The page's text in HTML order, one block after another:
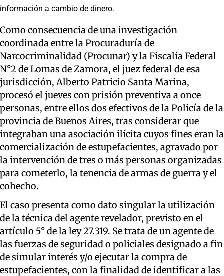
información a cambio de dinero.
Como consecuencia de una investigación
coordinada entre la Procuraduría de
Narcocriminalidad (Procunar) y la Fiscalía Federal
N°2 de Lomas de Zamora, el juez federal de esa
jurisdicción, Alberto Patricio Santa Marina,
procesó el jueves con prisión preventiva a once
personas, entre ellos dos efectivos de la Policía de la
provincia de Buenos Aires, tras considerar que
integraban una asociación ilícita cuyos fines eran la
comercialización de estupefacientes, agravado por
la intervención de tres o más personas organizadas
para cometerlo, la tenencia de armas de guerra y el
cohecho.
El caso presenta como dato singular la utilización
de la técnica del agente revelador, previsto en el
artículo 5° de la ley 27.319. Se trata de un agente de
las fuerzas de seguridad o policiales designado a fin
de simular interés y/o ejecutar la compra de
estupefacientes, con la finalidad de identificar a las